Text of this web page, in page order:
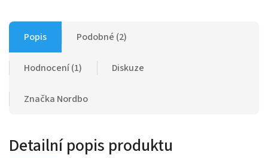
Popis Podobné (2)
Hodnocení (1) Diskuze
Značka Nordbo
Detailní popis produktu